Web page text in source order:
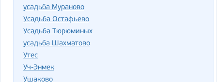
усадьба Мураново
Усадьба Остафьево
Усадьба Тюрюминых
усадьба Шахматово
Утес
Уч-Энмек
Ушаково